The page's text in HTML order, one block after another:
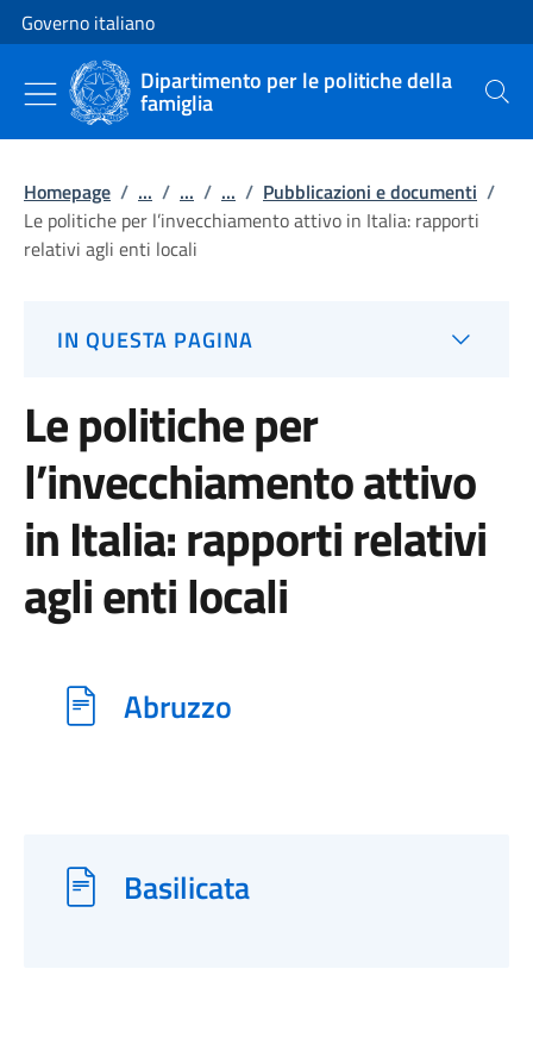
Vai al contenuto
Vai alla navigazione del sito
Governo italiano
Dipartimento per le politiche della
famiglia Cerca
Homepage / ... / ... / ... / Pubblicazioni e documenti /
Le politiche per l’invecchiamento attivo in Italia: rapporti
relativi agli enti locali
IN QUESTA PAGINA
Le politiche per
l’invecchiamento attivo
in Italia: rapporti relativi
agli enti locali
Abruzzo
Basilicata